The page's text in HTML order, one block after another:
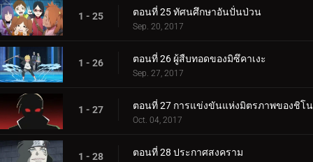
1 - 25 ตอนที่ 25 ทัศนศึกษาอันปั่นป่วน
Sep. 20, 2017
1 - 26 ตอนที่ 26 ผู้สืบทอดของมิซึคาเงะ
Sep. 27, 2017
1 - 27 ตอนที่ 27 การแข่งขันแห่งมิตรภาพของชิโ
Oct. 04, 2017
1 - 28 ตอนที่ 28 ประกาศสงคราม